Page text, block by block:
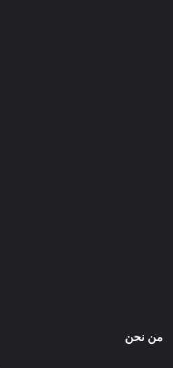
من نحن